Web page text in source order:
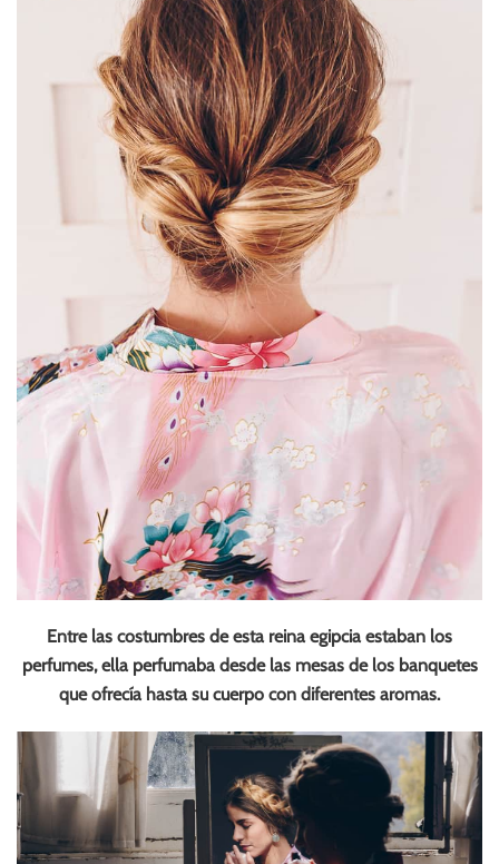
Entre las costumbres de esta reina egipcia estaban los
perfumes, ella perfumaba desde las mesas de los banquetes
que ofrecía hasta su cuerpo con diferentes aromas.